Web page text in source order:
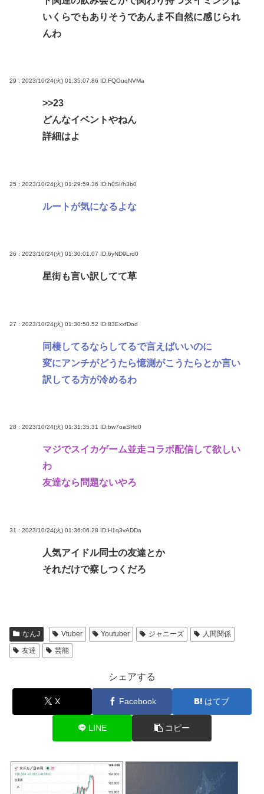
いくらでもありそうであんま不自然に感じられ
んわ
29 : 2023/10/24(火) 01:35:07.86 ID:FQOuqNVMa
>>23
どんなイベントやねん
詳細はよ
25 : 2023/10/24(火) 01:29:59.36 ID:h0SI/h3b0
ルートが気になるよな
26 : 2023/10/24(火) 01:30:01.07 ID:6yND9Lrd0
星街も言い訳してて草
27 : 2023/10/24(火) 01:30:50.52 ID:83ExxfDod
同棲してるならしてるで言えばいいのに
変にアンチがどうたら憶測がこうたらとか言い
訳してる方が冷めるわ
28 : 2023/10/24(火) 01:31:35.31 ID:bw7oaSHd0
マジでスイカゲーム並走コラボ配信して欲しい
わ
友達なら問題ないやろ
31 : 2023/10/24(火) 01:36:06.28 ID:H1q3vADDa
人気アイドル同士の友達とか
それだけで察しつくだろ
なんJ Vtuber Youtuber ジャニーズ
人間関係
友達
芸能
シェアする
X Facebook はてブ
LINE コピー